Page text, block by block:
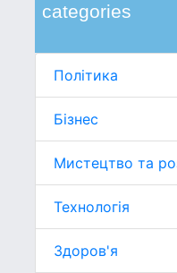
categories
Політика
Бізнес
Мистецтво та
Технологія
Здоров'я